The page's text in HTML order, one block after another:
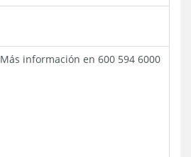
Más información en 600 594 6000